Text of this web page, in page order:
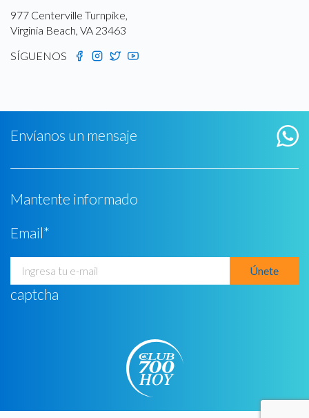
977 Centerville Turnpike,
Virginia Beach, VA 23463
SÍGUENOS
Envíanos un mensaje
Mantente informado
Email*
captcha